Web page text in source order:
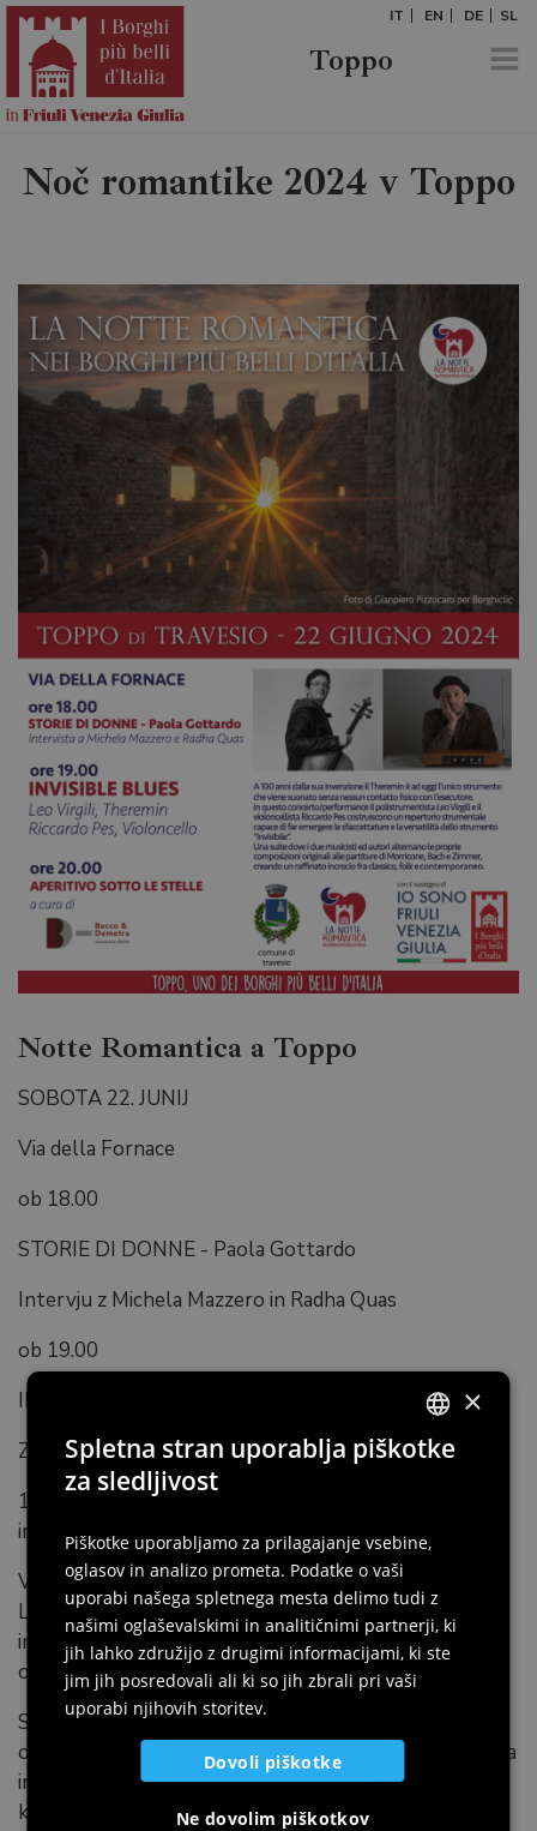
IT EN DE SL
Toppo
Noč romantike 2024 v Toppo
Notte Romantica a Toppo
SOBOTA 22. JUNIJ
Via della Fornace
ob 18.00
STORIE DI DONNE - Paola Gottardo
Intervju z Michela Mazzero in Radha Quas
ob 19.00
INVISIBLE BLUES
Z Leo Virgili in Riccardo Pes
100 let po svoji iznajdbi je Theremin še danes edini
instrument, ki se igra brez fizičnega stika z izvajalcem.
V tem koncertu/performansu multiinstrumentalist
Leo Virgili in violončelist Riccardo Pes ustvarjata
inštrumentalni repertoar, ki omogoča, da se pokažejo
odtenki in vsestranskost "nevidnega" instrumenta.
Suite, kjer dva glasbenika in avtorja izmenjujeta svoje
originalne kompozicije s partiturami Morriconeja, Bacha
in Zimmerja, ustvarjajoč prefinjeno križišče med
klasično, folk in sodobno glasbo.
GERMAN
SLOVENIAN
×
Spletna stran uporablja piškotke
za sledljivost
Piškotke uporabljamo za prilagajanje vsebine,
oglasov in analizo prometa. Podatke o vaši
uporabi našega spletnega mesta delimo tudi z
našimi oglaševalskimi in analitičnimi partnerji, ki
jih lahko združijo z drugimi informacijami, ki ste
jim jih posredovali ali ki so jih zbrali pri vaši
uporabi njihovih storitev.
Dovoli piškotke
Ne dovolim piškotkov